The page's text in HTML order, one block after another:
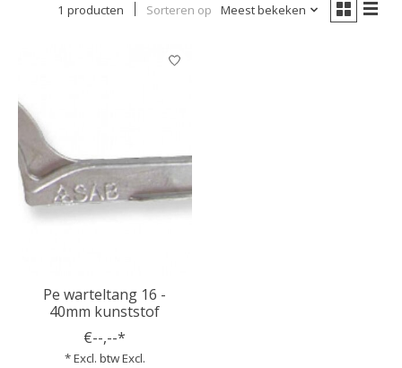
1 producten Sorteren op Meest bekeken
Pe warteltang 16 -
40mm kunststof
€--,--*
* Excl. btw Excl.